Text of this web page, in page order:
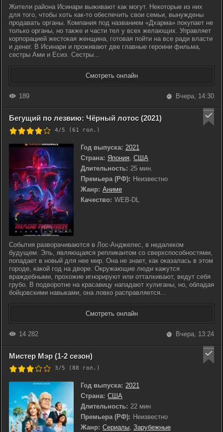
Жители района Исинари выживают как могут. Некоторые из них
для того, чтобы хоть как-то обеспечить свои семьи, вынуждены
продавать органы. Компания под названием «Дхарма» покупает не
только органы, но также и части тел у всех желающих. Управляет
корпорацией жестокая женщина, готовая пойти на все ради власти
и денег. В Исинари и проживают две главные героини фильма,
сестры Ами и Есиэ. Сестры...
Смотреть онлайн
189 Вчера, 14:30
Бегущий по лезвию: Чёрный лотос (2021)
4/5 (61 гол.)
Год выпуска: 2021
Страна: Япония, США
Длительность: 25 мин.
Премьера (РФ): Неизвестно
Жанр: Аниме
Качество: WEB-DL
События разворачиваются в Лос-Анджелес, в недалеком
будущем. Эль, являющаяся репликантом со сверхспособностями,
попадает в новый для нее мир. Она не знает, как оказалась в этом
городе, какой год на дворе. Окружающие люди кажутся
враждебными, прохожие игнорируют или отталкивают, ведут себя
грубо. В подворотне на красавицу нападают хулиганы, но, обладая
бойцовскими навыками, она ловко расправляется...
Смотреть онлайн
14 282 Вчера, 13:24
Мистер Мэр (1-2 сезон)
3/5 (88 гол.)
Год выпуска: 2021
Страна: США
Длительность: 22 мин
Премьера (РФ): Неизвестно
Жанр: Сериалы, Зарубежные